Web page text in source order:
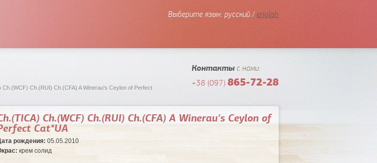
Выберите язык: русский /english
Сh.(RUI) Ch.(CFA) A Winerau's Ceylon of Perfect
Контакты с нами:
+38 (097) 865-72-28
Сh.(WCF) Сh.(RUI) Ch.(CFA) A Winerau's Ceylon of
Cat*UA
рождения: 05.05.2010
крем солид